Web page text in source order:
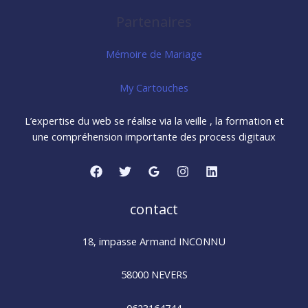
Mémoire de Mariage
My Cartouches
L’expertise du web se réalise via la veille , la formation et
une compréhension importante des process digitaux
contact
18, impasse Armand INCONNU
58000 NEVERS